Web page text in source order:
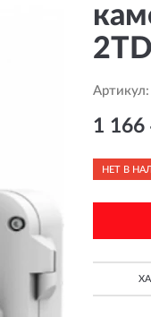
Артикул:
1 166
НЕТ В